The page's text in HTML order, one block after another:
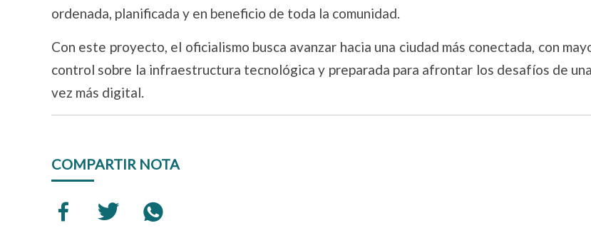
ordenada, planificada y en beneficio de toda la comunidad.
Con este proyecto, el oficialismo busca avanzar hacia una ciudad más conectada, con
control sobre la infraestructura tecnológica y preparada para afrontar los desafíos de
vez más digital.
COMPARTIR NOTA